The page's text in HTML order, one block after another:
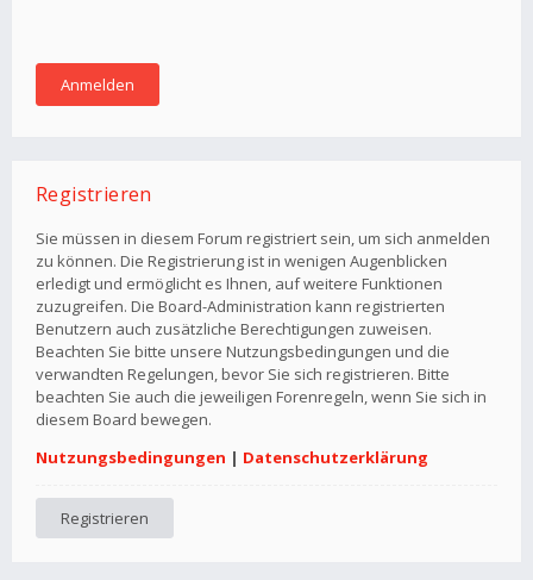
Registrieren
Sie müssen in diesem Forum registriert sein, um sich anmelden
zu können. Die Registrierung ist in wenigen Augenblicken
erledigt und ermöglicht es Ihnen, auf weitere Funktionen
zuzugreifen. Die Board-Administration kann registrierten
Benutzern auch zusätzliche Berechtigungen zuweisen.
Beachten Sie bitte unsere Nutzungsbedingungen und die
verwandten Regelungen, bevor Sie sich registrieren. Bitte
beachten Sie auch die jeweiligen Forenregeln, wenn Sie sich in
diesem Board bewegen.
Nutzungsbedingungen | Datenschutzerklärung
Registrieren